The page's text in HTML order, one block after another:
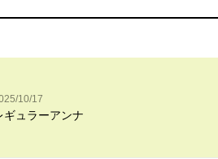
10/17
ギュラーアンナ